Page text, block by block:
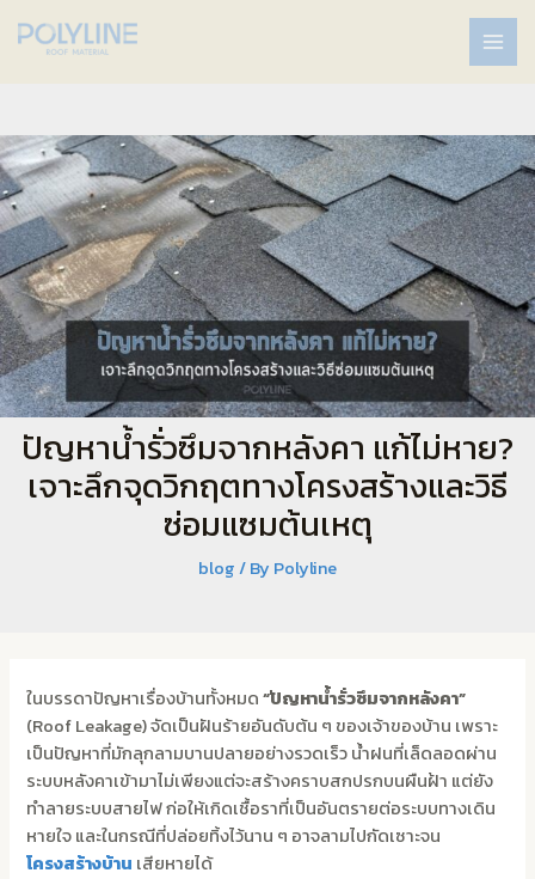
ปัญหาน้ำรั่วซึมจากหลังคา แก้ไม่หาย?
เจาะลึกจุดวิกฤตทางโครงสร้างและวิธี
ซ่อมแซมต้นเหตุ
blog/ By Polyline
ในบรรดาปัญหาเรื่องบ้านทั้งหมด“ปัญหาน้ำรั่วซึมจากหลังคา”
(Roof Leakage) จัดเป็นฝันร้ายอันดับต้น ๆ ของเจ้าของบ้าน เพราะ
เป็นปัญหาที่มักลุกลามบานปลายอย่างรวดเร็ว น้ำฝนที่เล็ดลอดผ่าน
ระบบหลังคาเข้ามาไม่เพียงแต่จะสร้างคราบสกปรกบนผืนฝ้า แต่ยัง
ทำลายระบบสายไฟ ก่อให้เกิดเชื้อราที่เป็นอันตรายต่อระบบทางเดิน
หายใจ และในกรณีที่ปล่อยทิ้งไว้นาน ๆ อาจลามไปกัดเซาะจน
โครงสร้างบ้าน เสียหายได้